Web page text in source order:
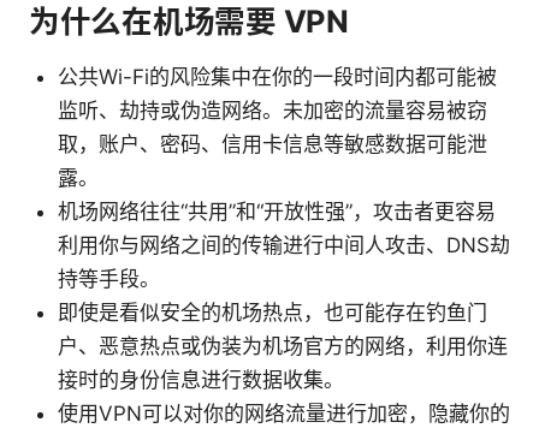
为什么在机场需要 VPN
公共Wi-Fi的风险集中在你的一段时间内都可能被
监听、劫持或伪造网络。未加密的流量容易被窃
取，账户、密码、信用卡信息等敏感数据可能泄
露。
机场网络往往“共用”和“开放性强”，攻击者更容易
利用你与网络之间的传输进行中间人攻击、DNS劫
持等手段。
即使是看似安全的机场热点，也可能存在钓鱼门
户、恶意热点或伪装为机场官方的网络，利用你连
接时的身份信息进行数据收集。
使用VPN可以对你的网络流量进行加密，隐藏你的